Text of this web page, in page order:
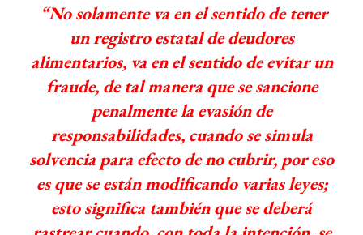
“No solamente va en el sentido de tener
un registro estatal de deudores
alimentarios, va en el sentido de evitar un
fraude, de tal manera que se sancione
penalmente la evasión de
responsabilidades, cuando se simula
solvencia para efecto de no cubrir, por eso
es que se están modificando varias leyes;
esto significa también que se deberá